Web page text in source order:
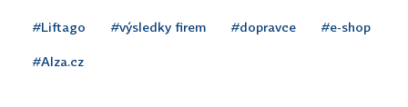
#Liftago #výsledky firem #dopravce #e-shop
#Alza.cz